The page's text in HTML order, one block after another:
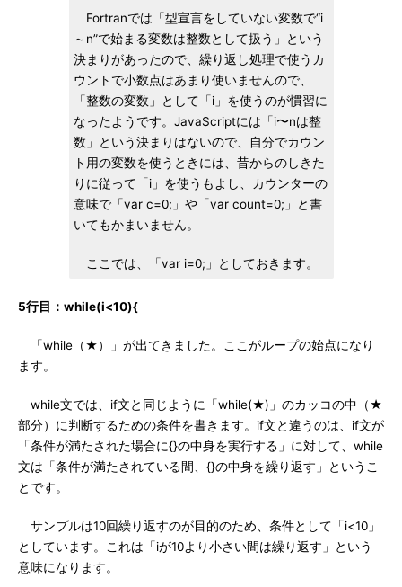
Fortranでは「型宣言をしていない変数で“i
～n”で始まる変数は整数として扱う」という
決まりがあったので、繰り返し処理で使うカ
ウントで小数点はあまり使いませんので、
「整数の変数」として「i」を使うのが慣習に
なったようです。JavaScriptには「i〜nは整
数」という決まりはないので、自分でカウン
ト用の変数を使うときには、昔からのしきた
りに従って「i」を使うもよし、カウンターの
意味で「var c=0;」や「var count=0;」と書
いてもかまいません。
ここでは、「var i=0;」としておきます。
5行目：while(i<10){
「while（★）」が出てきました。ここがループの始点になり
ます。
while文では、if文と同じように「while(★)」のカッコの中（★
部分）に判断するための条件を書きます。if文と違うのは、if文が
「条件が満たされた場合に{}の中身を実行する」に対して、while
文は「条件が満たされている間、{}の中身を繰り返す」というこ
とです。
サンプルは10回繰り返すのが目的のため、条件として「i<10」
としています。これは「iが10より小さい間は繰り返す」という
意味になります。